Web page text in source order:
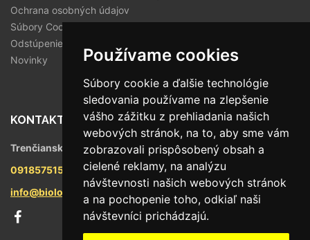
Používame cookies
Súbory cookie a ďalšie technológie
sledovania používame na zlepšenie
vášho zážitku z prehliadania našich
webových stránok, na to, aby sme vám
zobrazovali prispôsobený obsah a
cielené reklamy, na analýzu
návštevnosti našich webových stránok
a na pochopenie toho, odkiaľ naši
návštevníci prichádzajú.
Ochrana osobných údajov
Súbory Cookies
Odstúpenie od zmluvy
Novinky
KONTAKT
Trenčianska 56/F, 821 09 Bratislava
0918575158
info@biologika.sk